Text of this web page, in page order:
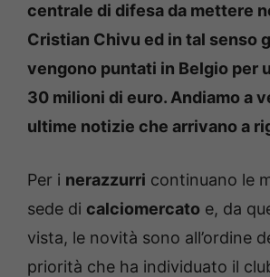
centrale di difesa da mettere
Cristian Chivu ed in tal senso
vengono puntati in Belgio per
30 milioni di euro. Andiamo a
ultime notizie che arrivano a
Per i nerazzurri continuano le
sede di calciomercato e, da
vista, le novità sono all’ordine
priorità che ha individuato il